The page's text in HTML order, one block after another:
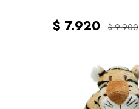
$ 7.920 $ 9.900